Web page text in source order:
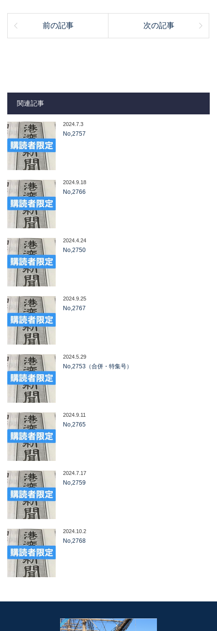
前の記事 次の記事
関連記事
2024.7.3
No,2757
2024.9.18
No,2766
2024.4.24
No,2750
2024.9.25
No,2767
2024.5.29
No,2753（合併・特集号）
2024.9.11
No,2765
2024.7.17
No,2759
2024.10.2
No,2768